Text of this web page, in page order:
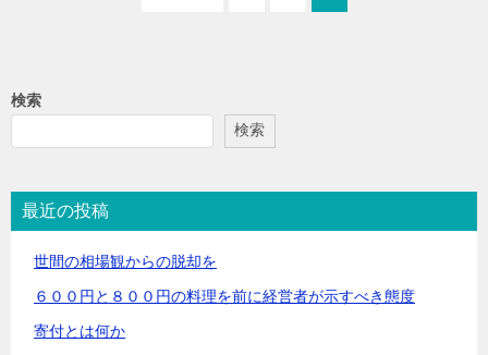
検索
検索
最近の投稿
世間の相場観からの脱却を
６００円と８００円の料理を前に経営者が示すべき態度
寄付とは何か